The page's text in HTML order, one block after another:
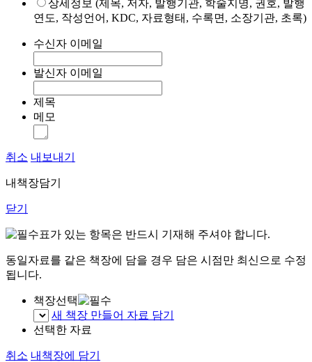
상세정보 (제목, 저자, 발행기관, 학술지명, 권호, 발행
연도, 작성언어, KDC, 자료형태, 수록면, 소장기관, 초록)
수신자 이메일
발신자 이메일
제목
메모
취소 내보내기
내책장담기
닫기
표가 있는 항목은 반드시 기재해 주셔야 합니다.
동일자료를 같은 책장에 담을 경우 담은 시점만 최신으로 수정
됩니다.
책장선택
새 책장 만들어 자료 담기
선택한 자료
취소 내책장에 담기